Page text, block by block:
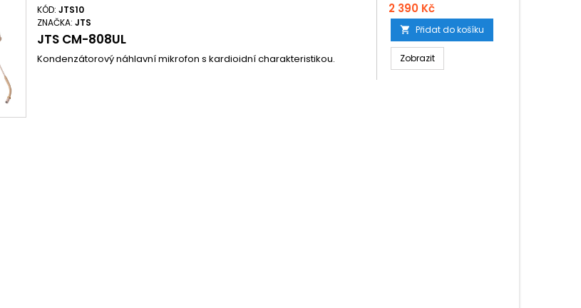
KÓD:JTS10
ZNAČKA:JTS
JTS CM-808UL
Kondenzátorový náhlavní mikrofon s kardioidní charakteristikou.
2 390 Kč
 Přidat do košíku
Zobrazit